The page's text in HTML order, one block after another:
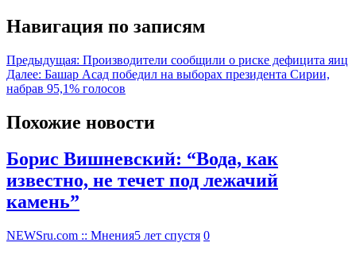
Навигация по записям
Предыдущая: Производители сообщили о риске дефицита яиц
Далее: Башар Асад победил на выборах президента Сирии,
набрав 95,1% голосов
Похожие новости
Борис Вишневский: “Вода, как
известно, не течет под лежачий
камень”
NEWSru.com :: Мнения5 лет спустя 0